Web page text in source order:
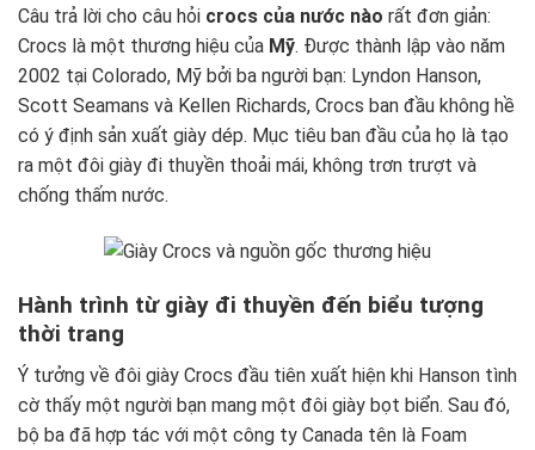
Câu trả lời cho câu hỏi crocs của nước nào rất đơn giản:
Crocs là một thương hiệu của Mỹ. Được thành lập vào năm
2002 tại Colorado, Mỹ bởi ba người bạn: Lyndon Hanson,
Scott Seamans và Kellen Richards, Crocs ban đầu không hề
có ý định sản xuất giày dép. Mục tiêu ban đầu của họ là tạo
ra một đôi giày đi thuyền thoải mái, không trơn trượt và
chống thấm nước.
Hành trình từ giày đi thuyền đến biểu tượng
thời trang
Ý tưởng về đôi giày Crocs đầu tiên xuất hiện khi Hanson tình
cờ thấy một người bạn mang một đôi giày bọt biển. Sau đó,
bộ ba đã hợp tác với một công ty Canada tên là Foam